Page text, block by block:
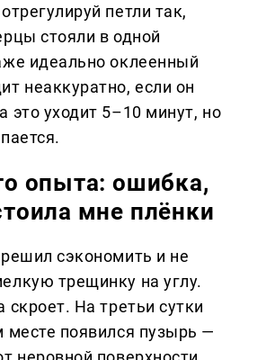
петли так,
стояли в одной
идеально оклеенный
неаккуратно, если он
это уходит 5–10 минут, но
опыта: ошибка,
мне плёнки
сэкономить и не
трещинку на углу.
На третьи сутки
месте появился пузырь —